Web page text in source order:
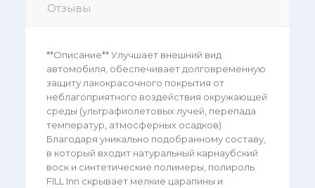
Отзывы
**Описание** Улучшает внешний вид
автомобиля, обеспечивает долговременную
защиту лакокрасочного покрытия от
неблагоприятного воздействия окружающей
среды (ультрафиолетовых лучей, перепада
температур, атмосферных осадков).
Благодаря уникально подобранному составу,
в который входит натуральный карнаубский
воск и синтетические полимеры, полироль
FILL Inn скрывает мелкие царапины и